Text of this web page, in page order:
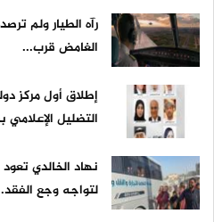
رآه الطيار ولم
الغامض قرب...
إطلاق أول مركز
التضليل الإعلامي
نهاد الخالدي
لتواجه وجع